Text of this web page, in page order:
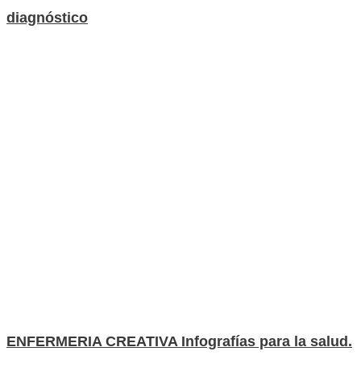
diagnóstico
ENFERMERIA CREATIVA Infografías para la salud.